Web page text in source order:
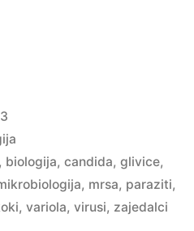
biologija, candida, glivice,
, mrsa, paraziti,
, variola, virusi, zajedalci